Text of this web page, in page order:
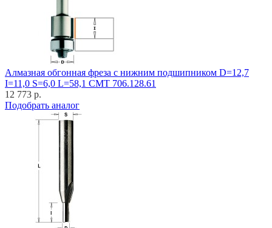
Алмазная обгонная фреза с нижним подшипником D=12,7
I=11,0 S=6,0 L=58,1 CMT 706.128.61
12 773 р.
Подобрать аналог